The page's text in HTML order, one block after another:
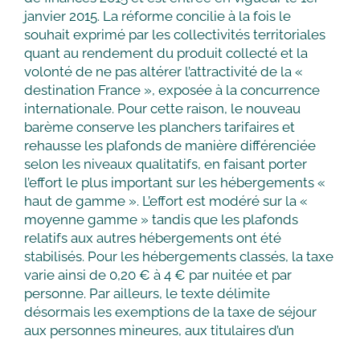
janvier 2015. La réforme concilie à la fois le
souhait exprimé par les collectivités territoriales
quant au rendement du produit collecté et la
volonté de ne pas altérer l’attractivité de la «
destination France », exposée à la concurrence
internationale. Pour cette raison, le nouveau
barème conserve les planchers tarifaires et
rehausse les plafonds de manière différenciée
selon les niveaux qualitatifs, en faisant porter
l’effort le plus important sur les hébergements «
haut de gamme ». L’effort est modéré sur la «
moyenne gamme » tandis que les plafonds
relatifs aux autres hébergements ont été
stabilisés. Pour les hébergements classés, la taxe
varie ainsi de 0,20 € à 4 € par nuitée et par
personne. Par ailleurs, le texte délimite
désormais les exemptions de la taxe de séjour
aux personnes mineures, aux titulaires d’un